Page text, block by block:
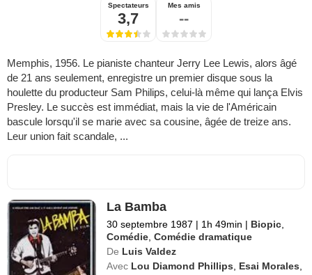
Spectateurs
3,7
Mes amis
--
Memphis, 1956. Le pianiste chanteur Jerry Lee Lewis, alors âgé
de 21 ans seulement, enregistre un premier disque sous la
houlette du producteur Sam Philips, celui-là même qui lança Elvis
Presley. Le succès est immédiat, mais la vie de l'Américain
bascule lorsqu'il se marie avec sa cousine, âgée de treize ans.
Leur union fait scandale, ...
La Bamba
30 septembre 1987 | 1h 49min | Biopic
Comédie ,Comédie dramatique
De Luis Valdez
Avec Lou Diamond Phillips Esai Morales